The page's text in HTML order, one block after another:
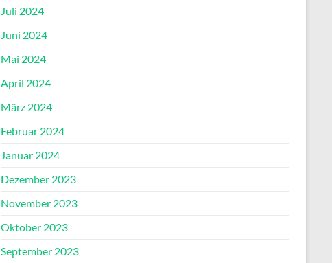
Juli 2024
Juni 2024
Mai 2024
April 2024
März 2024
Februar 2024
Januar 2024
Dezember 2023
November 2023
Oktober 2023
September 2023